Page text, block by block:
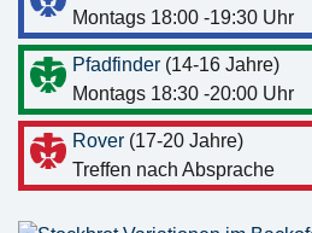
Montags 18:00 -19:30 Uhr
Pfadfinder (14-16 Jahre)
Montags 18:30 -20:00 Uhr
Rover (17-20 Jahre)
Treffen nach Absprache